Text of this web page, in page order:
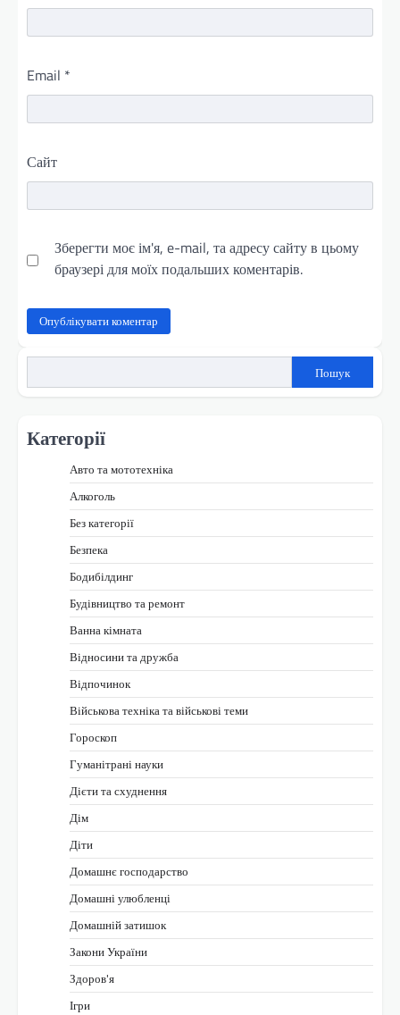
Email *
Сайт
Зберегти моє ім'я, e-mail, та адресу сайту в цьому
браузері для моїх подальших коментарів.
Пошук
Категорії
Авто та мототехніка
Алкоголь
Без категорії
Безпека
Бодибілдинг
Будівництво та ремонт
Ванна кімната
Відносини та дружба
Відпочинок
Військова техніка та військові теми
Гороскоп
Гуманітрані науки
Дієти та схуднення
Дім
Діти
Домашнє господарство
Домашні улюбленці
Домашній затишок
Закони України
Здоров'я
Ігри